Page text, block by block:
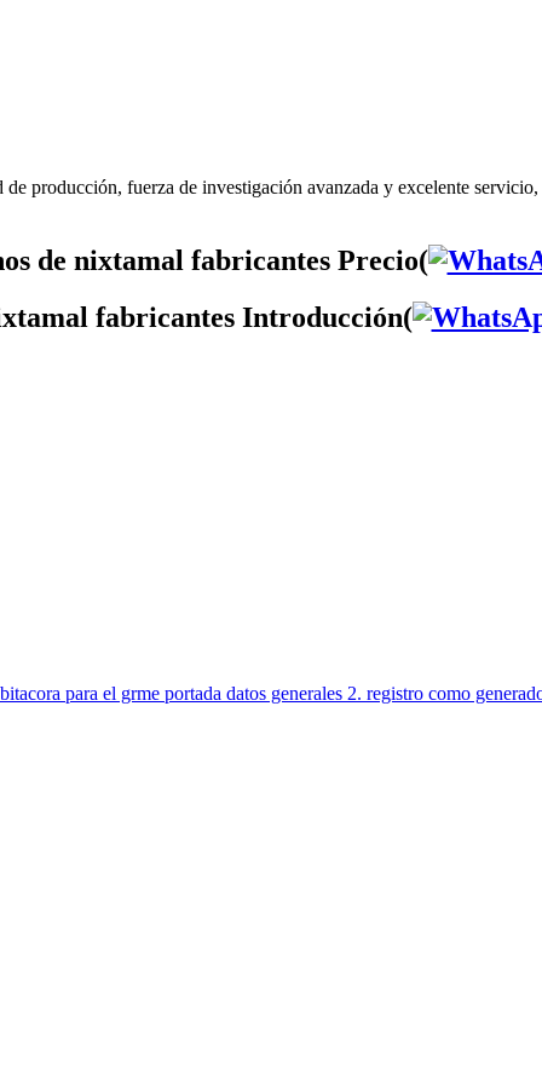
producción, fuerza de investigación avanzada y excelente
de nixtamal fabricantes Precio(
fabricantes Introducción(
para el grme portada datos generales 2. registro como